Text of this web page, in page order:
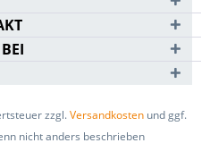
zzgl.Versandkosten und ggf.
nicht anders beschrieben